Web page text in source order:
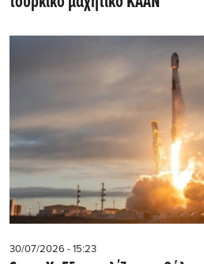
30/07/2026 - 15:23